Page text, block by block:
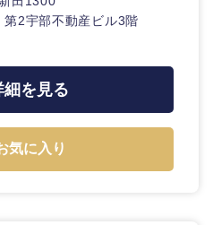
2宇部不動産ビル3階
細を見る
気に入り